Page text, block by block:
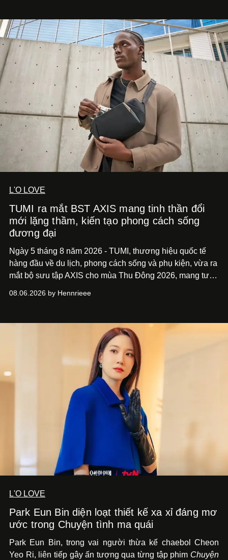
của nam nghệ sĩ khi lần đầu tiên anh trình làng một MV
solo được đầu tư toàn diện từ sáng tác, sản xuất, trình
diễn đến hình ảnh.
L'O LOVE
TUMI ra mắt BST AXIS mang tinh thần đổi
mới lặng thầm, kiến tạo phong cách sống
đương đại
Ngày 5 tháng 8 năm 2026 - TUMI, thương hiệu quốc tế
hàng đầu về du lịch, phong cách sống và phụ kiện, vừa ra
mắt bộ sưu tập AXIS cho mùa Thu Đông 2026, mang tư
và phong cách sống hiện đại bằng thiết kế sắc nét, chuẩn
08.06.2026 by Hennrieee
L'O LOVE
Park Eun Bin diện loạt thiết kế xa xỉ đáng mơ
ước trong Chuyện tình ma quái
Park Eun Bin, trong vai người thừa kế chaebol Cheon
Yeo Ri, liên tiếp gây ấn tượng qua từng tập phim Chuyện